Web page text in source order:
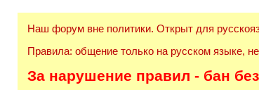
Наш форум вне политики. Открыт для
Правила: общение только на русском языке,
За нарушение правил - бан